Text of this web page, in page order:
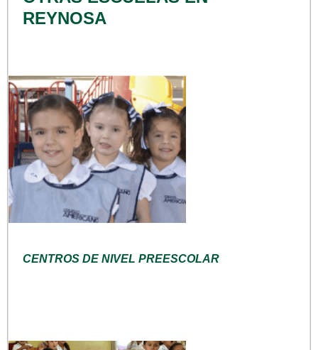
REYNOSA
CENTROS DE NIVEL PREESCOLAR